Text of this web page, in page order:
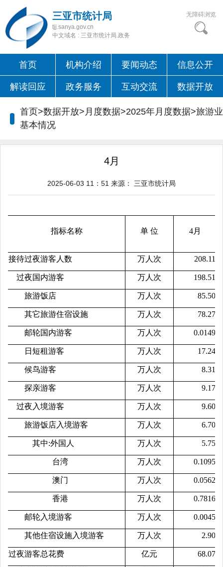
三亚市统计局
tjj.sanya.gov.cn
中文域名 : 三亚市统计局.政务
无障碍浏览
首页 机构介绍 要闻动态 信息公开
解读回应 政务服务 互动交流 数据开放
首页>数据开放>月度数据>2025年月度数据>旅游业
基本情况
4月
2025-06-03 11：51 来源： 三亚市统计局
指标名称 单 位 4月
接待过夜游客人数 万人次 208.11
过夜国内游客 万人次 198.51
旅游饭店 万人次 85.50
其它旅游住宿设施 万人次 78.27
邮轮国内游客 万人次 0.0149
日短租游客 万人次 17.24
候鸟游客 万人次 8.31
探亲游客 万人次 9.17
过夜入境游客 万人次 9.60
旅游饭店入境游客 万人次 6.70
其中:外国人 万人次 5.75
台湾 万人次 0.1095
澳门 万人次 0.0562
香港 万人次 0.7816
邮轮入境游客 万人次 0.0045
其他住宿设施入境游客 万人次 2.90
过夜游客总花费 亿元 68.07